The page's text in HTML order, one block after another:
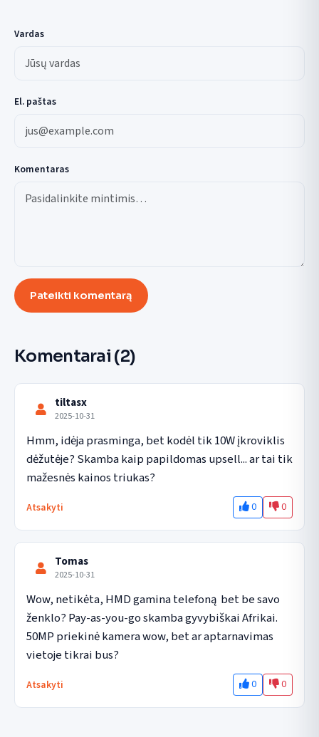
Vardas
El. paštas
Komentaras
Pateikti komentarą
Komentarai (2)
tiltasx
2025-10-31
Hmm, idėja prasminga, bet kodėl tik 10W įkroviklis
dėžutėje? Skamba kaip papildomas upsell... ar tai tik
mažesnės kainos triukas?
Atsakyti 0 0
Tomas
2025-10-31
Wow, netikėta, HMD gamina telefoną  bet be savo
ženklo? Pay-as-you-go skamba gyvybiškai Afrikai.
50MP priekinė kamera wow, bet ar aptarnavimas
vietoje tikrai bus?
Atsakyti 0 0